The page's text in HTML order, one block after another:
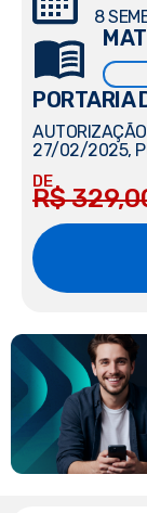
8
PORTARIA
27/02/2025,
DE
R$